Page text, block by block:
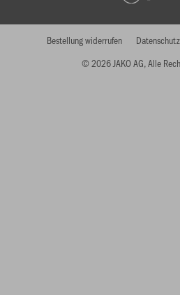
© 2026 JAKO AG, Alle
Bestellung widerrufen